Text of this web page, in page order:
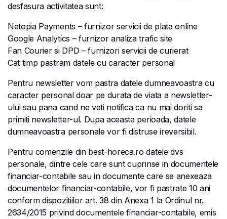
desfasura activitatea sunt:
Netopia Payments – furnizor servicii de plata online
Google Analytics – furnizor analiza trafic site
Fan Courier si DPD – furnizori servicii de curierat
Cat timp pastram datele cu caracter personal
Pentru newsletter vom pastra datele dumneavoastra cu
caracter personal doar pe durata de viata a newsletter-
ului sau pana cand ne veti notifica ca nu mai doriti sa
primiti newsletter-ul. Dupa aceasta perioada, datele
dumneavoastra personale vor fi distruse ireversibil.
Pentru comenzile din best-horeca.ro datele dvs
personale, dintre cele care sunt cuprinse in documentele
financiar-contabile sau in documente care se anexeaza
documentelor financiar-contabile, vor fi pastrate 10 ani
conform dispozitiilor art. 38 din Anexa 1 la Ordinul nr.
2634/2015 privind documentele financiar-contabile, emis